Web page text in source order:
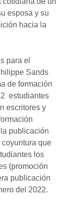
esposa y su
hacia la
para el
Sands
de formación
estudiantes
escritores y
publicación
que
los
(promoción
publicación
del 2022.